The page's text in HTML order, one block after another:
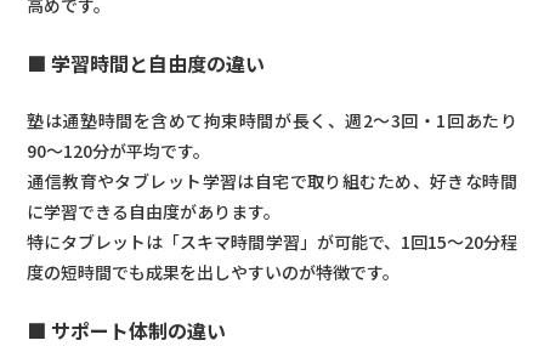
高めです。
■ 学習時間と自由度の違い
塾は通塾時間を含めて拘束時間が長く、週2〜3回・1回あたり
90〜120分が平均です。
通信教育やタブレット学習は自宅で取り組むため、好きな時間
に学習できる自由度があります。
特にタブレットは「スキマ時間学習」が可能で、1回15〜20分程
度の短時間でも成果を出しやすいのが特徴です。
■ サポート体制の違い